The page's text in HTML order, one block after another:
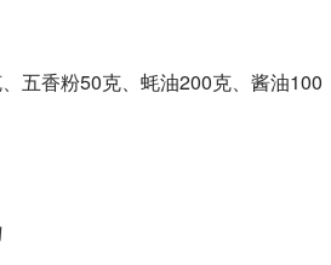
五香粉50克、蚝油200克、酱油100